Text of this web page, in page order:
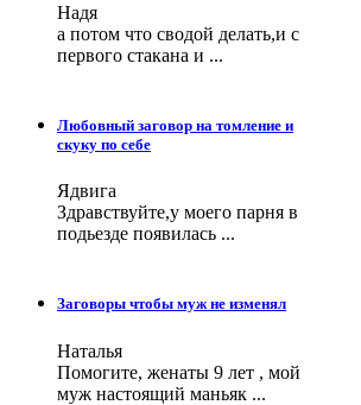
Надя
а потом что сводой делать,и с
первого стакана и ...
Любовный заговор на томление и
скуку по себе
Ядвига
Здравствуйте,у моего парня в
подьезде появилась ...
Заговоры чтобы муж не изменял
Наталья
Помогите, женаты 9 лет , мой
муж настоящий маньяк ...